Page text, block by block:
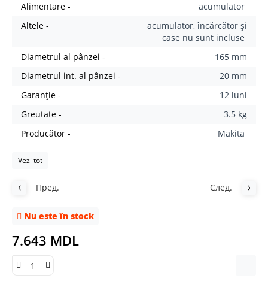
Alimentare -
acumulator
Altele -
acumulator, încărcător și
case nu sunt incluse
Diametrul al pânzei -
165 mm
Diametrul int. al pânzei -
20 mm
Garanție -
12 luni
Greutate -
3.5 kg
Producător -
Makita
Vezi tot
Пред. След.
Nu este în stock
7.643 MDL